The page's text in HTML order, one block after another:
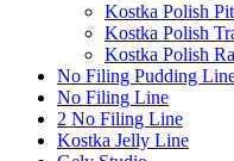
Kostka Polish
Kostka Polish
Kostka Polish
No Filing Pudding
No Filing Line
2 No Filing Line
Kostka Jelly Line